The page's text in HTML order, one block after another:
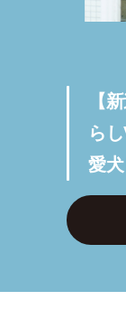
【
ら
愛犬